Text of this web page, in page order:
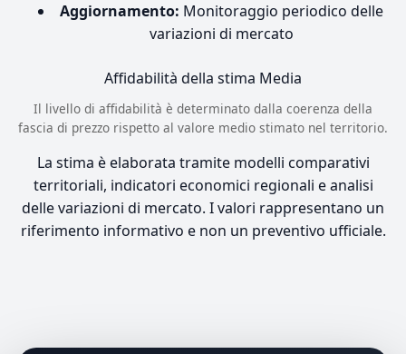
Aggiornamento: Monitoraggio periodico delle
variazioni di mercato
Affidabilità della stima Media
Il livello di affidabilità è determinato dalla coerenza della
fascia di prezzo rispetto al valore medio stimato nel territorio.
La stima è elaborata tramite modelli comparativi
territoriali, indicatori economici regionali e analisi
delle variazioni di mercato. I valori rappresentano un
riferimento informativo e non un preventivo ufficiale.